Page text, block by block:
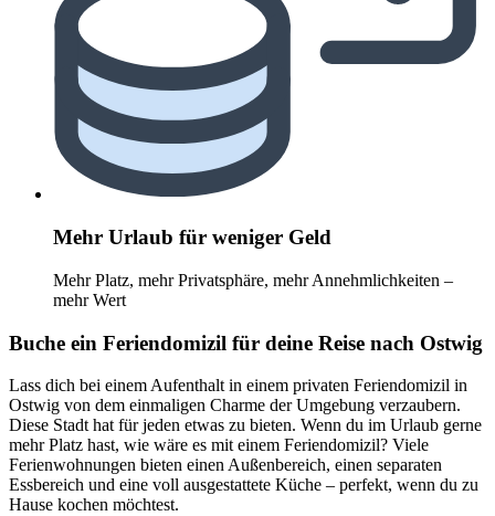
Mehr Urlaub für weniger Geld
Mehr Platz, mehr Privatsphäre, mehr Annehmlichkeiten –
mehr Wert
Buche ein Feriendomizil für deine Reise nach Ostwig
Lass dich bei einem Aufenthalt in einem privaten Feriendomizil in
Ostwig von dem einmaligen Charme der Umgebung verzaubern.
Diese Stadt hat für jeden etwas zu bieten. Wenn du im Urlaub gerne
mehr Platz hast, wie wäre es mit einem Feriendomizil? Viele
Ferienwohnungen bieten einen Außenbereich, einen separaten
Essbereich und eine voll ausgestattete Küche – perfekt, wenn du zu
Hause kochen möchtest.